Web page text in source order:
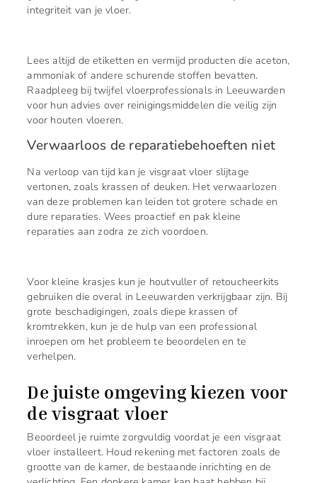
integriteit van je vloer.
Lees altijd de etiketten en vermijd producten die aceton,
ammoniak of andere schurende stoffen bevatten.
Raadpleeg bij twijfel vloerprofessionals in Leeuwarden
voor hun advies over reinigingsmiddelen die veilig zijn
voor houten vloeren.
Verwaarloos de reparatiebehoeften niet
Na verloop van tijd kan je visgraat vloer slijtage
vertonen, zoals krassen of deuken. Het verwaarlozen
van deze problemen kan leiden tot grotere schade en
dure reparaties. Wees proactief en pak kleine
reparaties aan zodra ze zich voordoen.
Voor kleine krasjes kun je houtvuller of retoucheerkits
gebruiken die overal in Leeuwarden verkrijgbaar zijn. Bij
grote beschadigingen, zoals diepe krassen of
kromtrekken, kun je de hulp van een professional
inroepen om het probleem te beoordelen en te
verhelpen.
De juiste omgeving kiezen voor
de visgraat vloer
Beoordeel je ruimte zorgvuldig voordat je een visgraat
vloer installeert. Houd rekening met factoren zoals de
grootte van de kamer, de bestaande inrichting en de